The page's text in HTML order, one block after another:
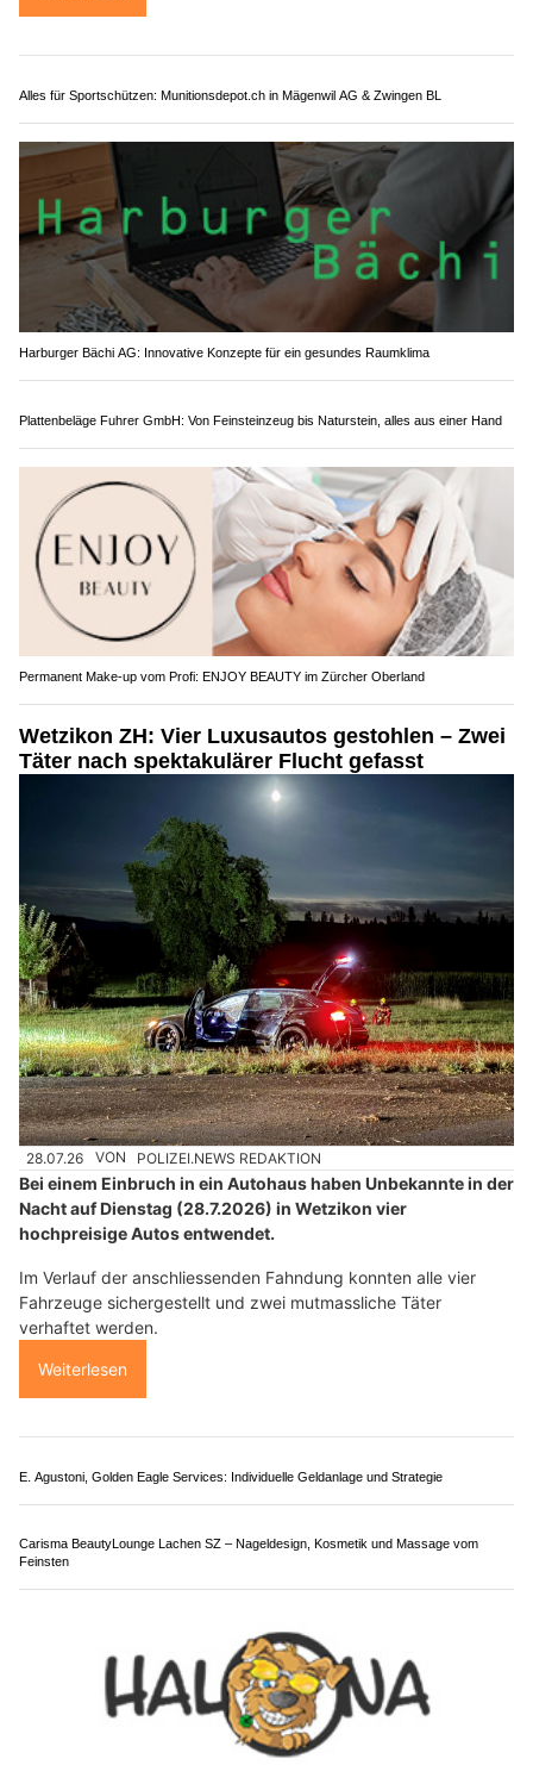
Alles für Sportschützen: Munitionsdepot.ch in Mägenwil AG & Zwingen BL
Harburger Bächi AG: Innovative Konzepte für ein gesundes Raumklima
Plattenbeläge Fuhrer GmbH: Von Feinsteinzeug bis Naturstein, alles aus einer Hand
Permanent Make-up vom Profi: ENJOY BEAUTY im Zürcher Oberland
Wetzikon ZH: Vier Luxusautos gestohlen – Zwei
Täter nach spektakulärer Flucht gefasst
28.07.26 VON POLIZEI.NEWS REDAKTION
Bei einem Einbruch in ein Autohaus haben Unbekannte in der
Nacht auf Dienstag (28.7.2026) in Wetzikon vier
Im Verlauf der anschliessenden Fahndung konnten alle vier
Fahrzeuge sichergestellt und zwei mutmassliche Täter
verhaftet werden.